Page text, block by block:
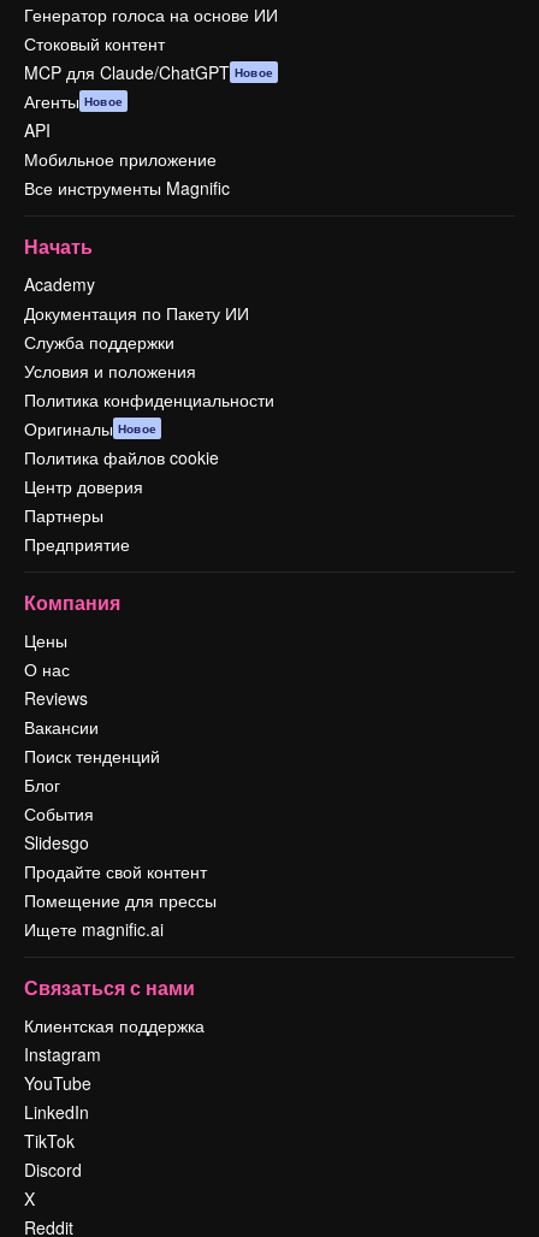
Генератор голоса на основе ИИ
Стоковый контент
MCP для Claude/ChatGPT Новое
Агенты Новое
API
Мобильное приложение
Все инструменты Magnific
Начать
Academy
Документация по Пакету ИИ
Служба поддержки
Условия и положения
Политика конфиденциальности
Оригиналы Новое
Политика файлов cookie
Центр доверия
Партнеры
Предприятие
Компания
Цены
О нас
Reviews
Вакансии
Поиск тенденций
Блог
События
Slidesgo
Продайте свой контент
Помещение для прессы
Ищете magnific.ai
Связаться с нами
Клиентская поддержка
Instagram
YouTube
LinkedIn
TikTok
Discord
X
Reddit